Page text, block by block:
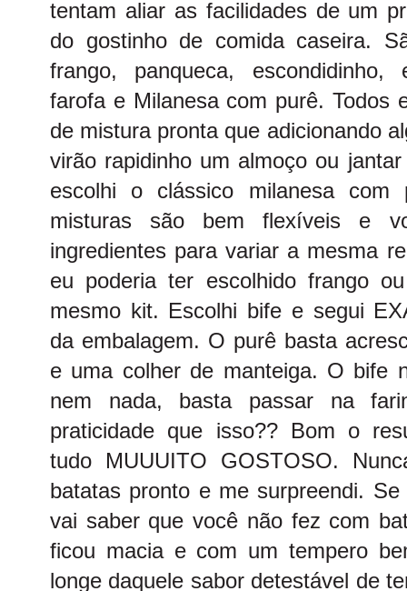
tentam aliar as facilidades de um
do gostinho de comida caseira.
frango, panqueca, escondidinho,
farofa e Milanesa com purê. Todos
de mistura pronta que adicionando
virão rapidinho um almoço ou
escolhi o clássico milanesa
misturas são bem flexíveis e
ingredientes para variar a mesma
eu poderia ter escolhido frango
mesmo kit. Escolhi bife e segui
da embalagem. O purê basta
e uma colher de manteiga. O bife
nem nada, basta passar na
praticidade que isso?? Bom o
tudo MUUUITO GOSTOSO.
batatas pronto e me surpreendi.
vai saber que você não fez com
ficou macia e com um tempero
longe daquele sabor detestável de